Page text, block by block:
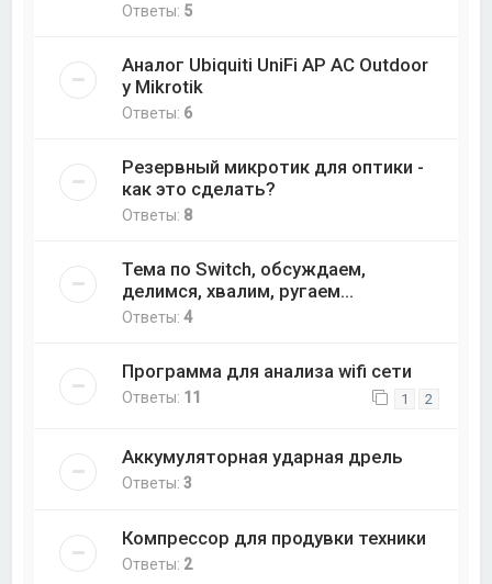
Ответы: 5
Аналог Ubiquiti UniFi AP AC Outdoor
у Mikrotik
Ответы: 6
Резервный микротик для оптики -
как это сделать?
Ответы: 8
Тема по Switch, обсуждаем,
делимся, хвалим, ругаем...
Ответы:4
Программа для анализа wifi сети
Ответы: 11 1 2
Аккумуляторная ударная дрель
Ответы:3
Компрессор для продувки техники
Ответы: 2